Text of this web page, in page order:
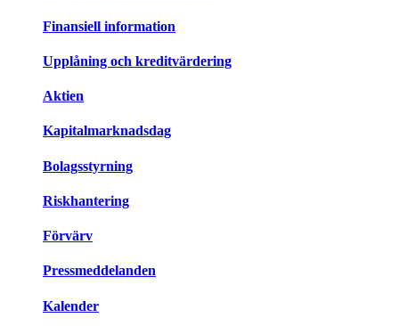
Finansiell information
Upplåning och kreditvärdering
Aktien
Kapitalmarknadsdag
Bolagsstyrning
Riskhantering
Förvärv
Pressmeddelanden
Kalender